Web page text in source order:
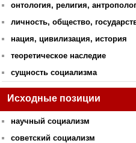
онтология, религия,
личность, общество,
нация, цивилизация, история
теоретическое наследие
сущность социализма
Исходные позиции
научный социализм
советский социализм